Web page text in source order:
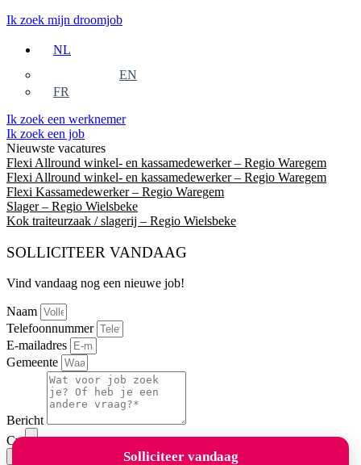
Ik zoek mijn droomjob
NL
EN
FR
Ik zoek een werknemer
Ik zoek een job
Nieuwste vacatures
Flexi Allround winkel- en kassamedewerker – Regio Waregem
Flexi Allround winkel- en kassamedewerker – Regio Waregem
Flexi Kassamedewerker – Regio Waregem
Slager – Regio Wielsbeke
Kok traiteurzaak / slagerij – Regio Wielsbeke
SOLLICITEER VANDAAG
Vind vandaag nog een nieuwe job!
Naam
Telefoonnummer
E-mailadres
Gemeente
Bericht
Cv
Solliciteer vandaag